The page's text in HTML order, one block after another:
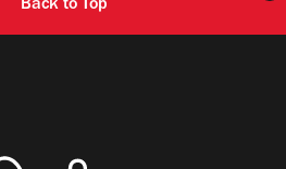
Back to Top